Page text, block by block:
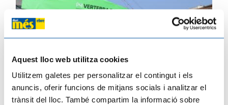
Aquest lloc web utilitza cookies
Utilitzem galetes per personalitzar el contingut i els
anuncis, oferir funcions de mitjans socials i analitzar el
trànsit del lloc. També compartim la informació sobre